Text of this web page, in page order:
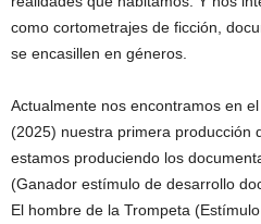
como cortometrajes de ficción,
se encasillen en géneros.
Actualmente nos encontramos en
(2025) nuestra primera producción
estamos produciendo los
(Ganador estímulo de desarrollo
El hombre de la Trompeta